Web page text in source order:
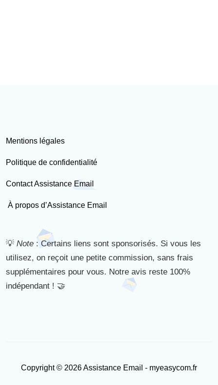
Mentions légales
Politique de confidentialité
Contact Assistance Email
À propos d’Assistance Email
💡 Note : Certains liens sont sponsorisés. Si vous les
utilisez, on reçoit une petite commission, sans frais
supplémentaires pour vous. Notre avis reste 100%
indépendant ! 🤝
Copyright © 2026 Assistance Email - myeasycom.fr